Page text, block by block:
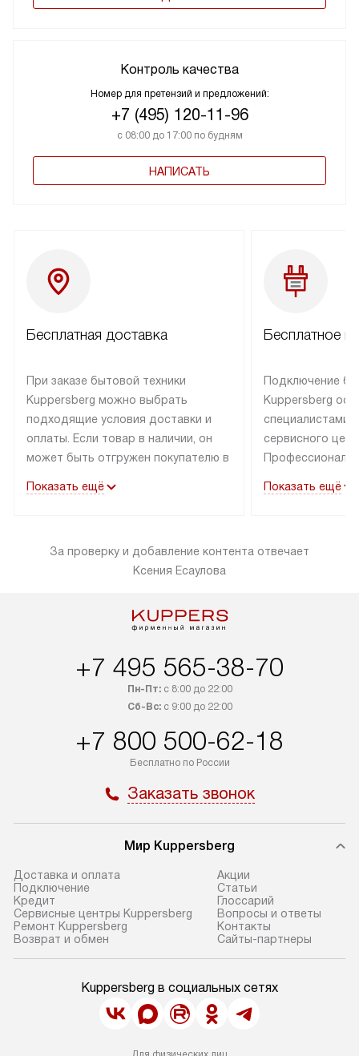
Контроль качества
Номер для претензий и предложений:
+7 (495) 120-11-96
с 08:00 до 17:00 по будням
НАПИСАТЬ
Бесплатная доставка
При заказе бытовой техники
Kuppersberg можно выбрать
подходящие условия доставки и
оплаты. Если товар в наличии, он
может быть отгружен покупателю в
специальным лейблом
оплачивается дополнительно.
Возможна доставка товаров по
Показать ещё
Бесплатное
Подключение
Kuppersberg
специалистами
сервисного
эксплуатации
подключается
Показать ещё
За проверку и добавление контента отвечает
Ксения Есаулова
+7 495 565-38-70
Пн-Пт:с 8:00 до 22:00
Сб-Вс:с 9:00 до 22:00
+7 800 500-62-18
Бесплатно по России
Заказать звонок
Мир Kuppersberg
Доставка и оплата
Подключение
Кредит
Сервисные центры Kuppersberg
Ремонт Kuppersberg
Возврат и обмен
Акции
Cтатьи
Глоссарий
Вопросы и ответы
Контакты
Сайты-партнеры
Kuppersberg в социальных сетях